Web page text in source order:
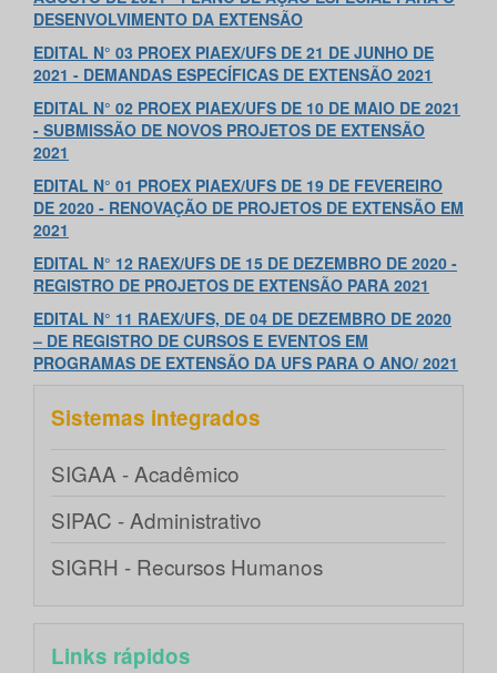
DESENVOLVIMENTO DA EXTENSÃO
EDITAL N° 03 PROEX PIAEX/UFS DE 21 DE JUNHO DE
2021 - DEMANDAS ESPECÍFICAS DE EXTENSÃO 2021
EDITAL N° 02 PROEX PIAEX/UFS DE 10 DE MAIO DE 2021
- SUBMISSÃO DE NOVOS PROJETOS DE EXTENSÃO
2021
EDITAL N° 01 PROEX PIAEX/UFS DE 19 DE FEVEREIRO
DE 2020 - RENOVAÇÃO DE PROJETOS DE EXTENSÃO EM
2021
EDITAL N° 12 RAEX/UFS DE 15 DE DEZEMBRO DE 2020 -
REGISTRO DE PROJETOS DE EXTENSÃO PARA 2021
EDITAL N° 11 RAEX/UFS, DE 04 DE DEZEMBRO DE 2020
– DE REGISTRO DE CURSOS E EVENTOS EM
PROGRAMAS DE EXTENSÃO DA UFS PARA O ANO/ 2021
Sistemas integrados
SIGAA - Acadêmico
SIPAC - Administrativo
SIGRH - Recursos Humanos
Links rápidos